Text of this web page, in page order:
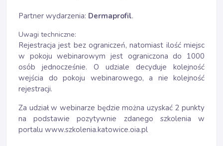
Partner wydarzenia: Dermaprofil.
Uwagi techniczne:
Rejestracja jest bez ograniczeń, natomiast ilość miejsc
w pokoju webinarowym jest ograniczona do 1000
osób jednocześnie. O udziale decyduje kolejność
wejścia do pokoju webinarowego, a nie kolejność
rejestracji.
Za udział w webinarze będzie można uzyskać 2 punkty
na podstawie pozytywnie zdanego szkolenia w
portalu www.szkolenia.katowice.oia.pl